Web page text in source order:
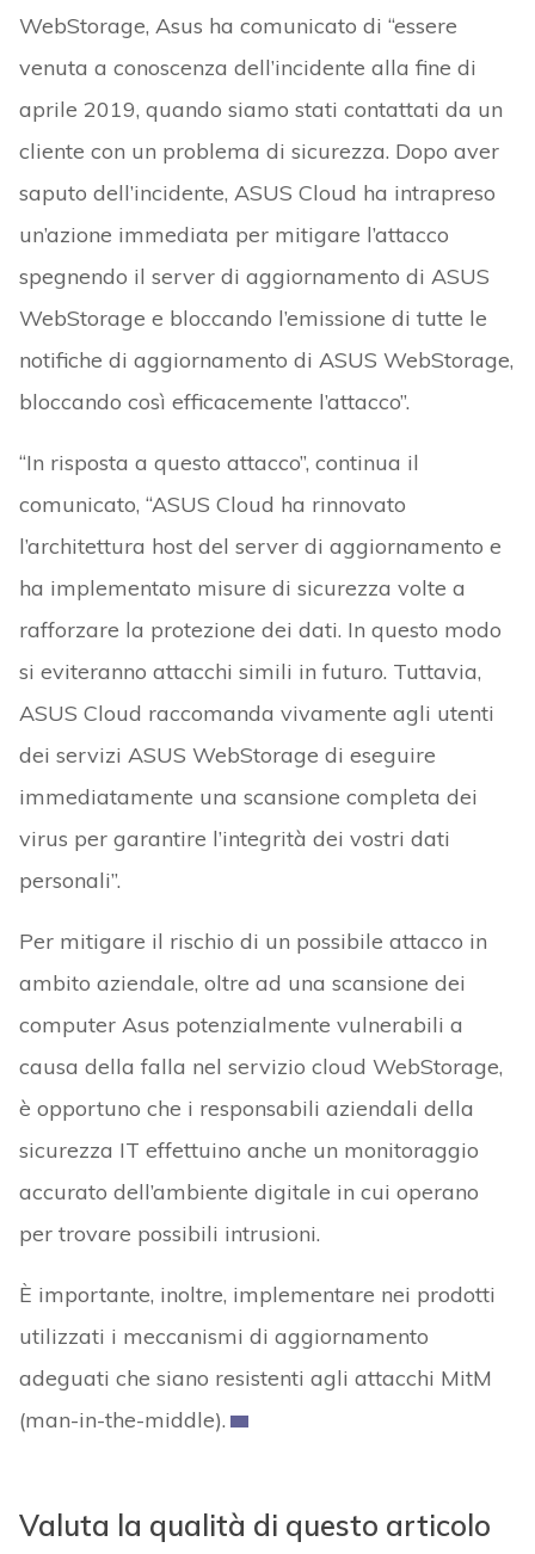
WebStorage, Asus ha comunicato di “essere
venuta a conoscenza dell’incidente alla fine di
aprile 2019, quando siamo stati contattati da un
cliente con un problema di sicurezza. Dopo aver
saputo dell’incidente, ASUS Cloud ha intrapreso
un’azione immediata per mitigare l’attacco
spegnendo il server di aggiornamento di ASUS
WebStorage e bloccando l’emissione di tutte le
notifiche di aggiornamento di ASUS WebStorage,
bloccando così efficacemente l’attacco”.
“In risposta a questo attacco”, continua il
comunicato, “ASUS Cloud ha rinnovato
l’architettura host del server di aggiornamento e
ha implementato misure di sicurezza volte a
rafforzare la protezione dei dati. In questo modo
si eviteranno attacchi simili in futuro. Tuttavia,
ASUS Cloud raccomanda vivamente agli utenti
dei servizi ASUS WebStorage di eseguire
immediatamente una scansione completa dei
virus per garantire l’integrità dei vostri dati
personali”.
Per mitigare il rischio di un possibile attacco in
ambito aziendale, oltre ad una scansione dei
computer Asus potenzialmente vulnerabili a
causa della falla nel servizio cloud WebStorage,
è opportuno che i responsabili aziendali della
sicurezza IT effettuino anche un monitoraggio
accurato dell’ambiente digitale in cui operano
per trovare possibili intrusioni.
È importante, inoltre, implementare nei prodotti
utilizzati i meccanismi di aggiornamento
adeguati che siano resistenti agli attacchi MitM
(man-in-the-middle).
Valuta la qualità di questo articolo